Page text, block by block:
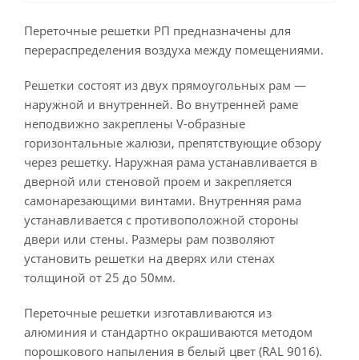
Переточные решетки РП предназначены для
перераспределения воздуха между помещениями.
Решетки состоят из двух прямоугольных рам —
наружной и внутренней. Во внутренней раме
неподвижно закреплены V-образные
горизонтальные жалюзи, препятствующие обзору
через решетку. Наружная рама устанавливается в
дверной или стеновой проем и закрепляется
самонарезающими винтами. Внутренняя рама
устанавливается с противоположной стороны
двери или стены. Размеры рам позволяют
установить решетки на дверях или стенах
толщиной от 25 до 50мм.
Переточные решетки изготавливаются из
алюминия и стандартно окрашиваются методом
порошкового напыления в белый цвет (RAL 9016).